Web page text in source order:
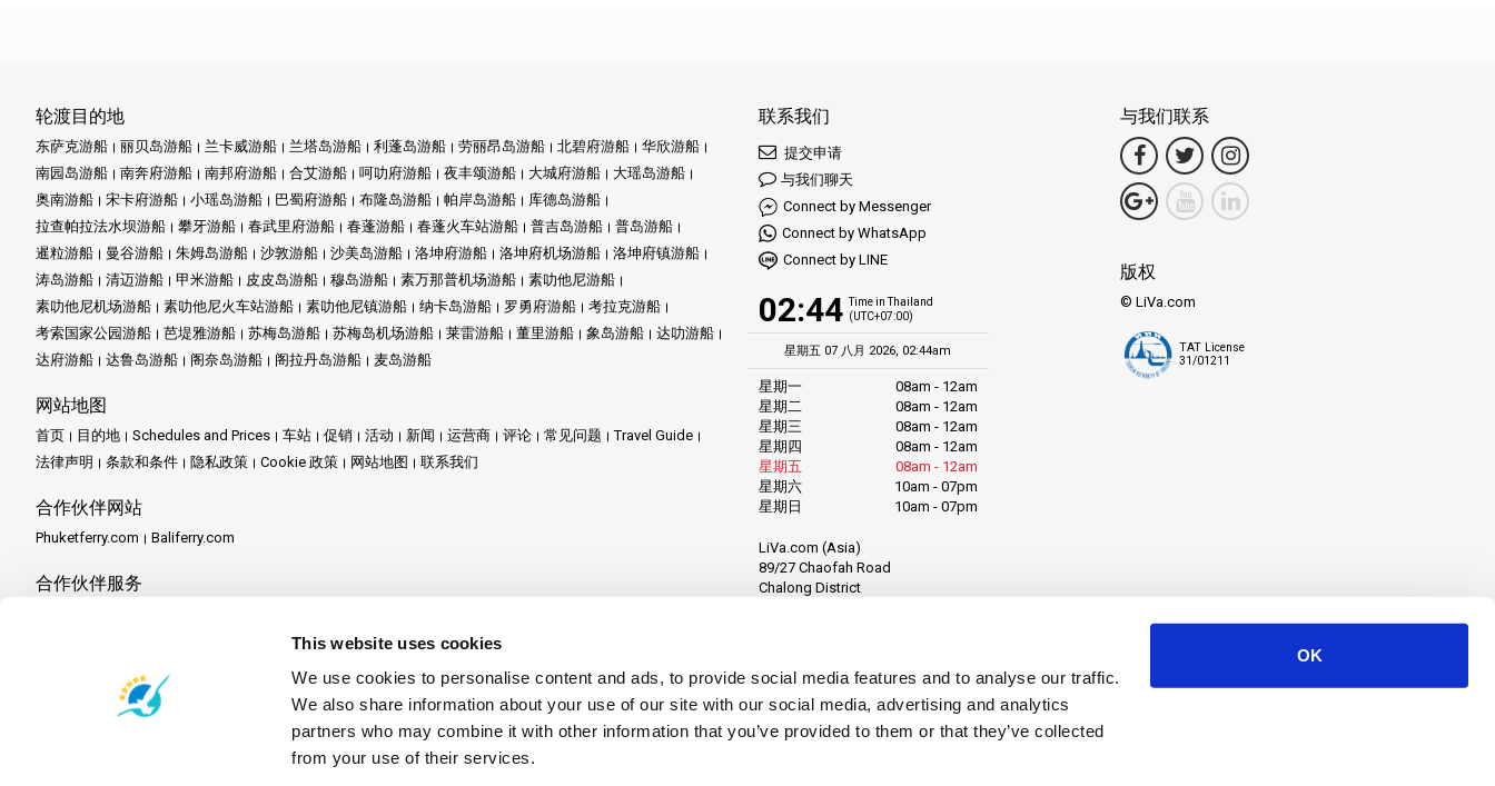
This website uses cookies
We use cookies to personalise content and ads, to provide social media features and to analyse our traffic.
We also share information about your use of our site with our social media, advertising and analytics
partners who may combine it with other information that you’ve provided to them or that they’ve collected
from your use of their services.
OK
轮渡目的地
东萨克游船 丽贝岛游船 兰卡威游船 兰塔岛游船 利蓬岛游船 劳丽昂岛游船 北碧府游船
华欣游船
南园岛游船
南奔府游船 南邦府游船 合艾游船 呵叻府游船 夜丰颂游船 大城府游船
大瑶岛游船
奥南游船
宋卡府游船 小瑶岛游船 巴蜀府游船 布隆岛游船 帕岸岛游船
库德岛游船
拉查帕拉法水坝游船
攀牙游船 春武里府游船 春蓬游船 春蓬火车站游船 普吉岛游船
普岛游船
暹粒游船
曼谷游船 朱姆岛游船 沙敦游船 沙美岛游船 洛坤府游船 洛坤府机场游船
洛坤府镇游船
涛岛游船
清迈游船 甲米游船 皮皮岛游船 穆岛游船 素万那普机场游船
素叻他尼游船
素叻他尼机场游船
素叻他尼火车站游船 素叻他尼镇游船 纳卡岛游船 罗勇府游船
考拉克游船
考索国家公园游船
芭堤雅游船 苏梅岛游船 苏梅岛机场游船 莱雷游船 董里游船 象岛游船
达叻游船
达府游船
达鲁岛游船 阁奈岛游船 阁拉丹岛游船 麦岛游船
网站地图
首页 目的地 Schedules and Prices 车站 促销 活动 新闻 运营商 评论 常见问题
Travel Guide
法律声明
条款和条件 隐私政策 Cookie 政策 网站地图 联系我们
合作伙伴网站
Phuketferry.com Baliferry.com
合作伙伴服务
联系我们
提交申请
与我们聊天
Connect by Messenger
Connect by WhatsApp
Connect by LINE
02:44 Time in Thailand
(UTC+07:00)
星期五 07 八月 2026, 02:44am
星期一
08am - 12am
星期二
08am - 12am
星期三
08am - 12am
星期四
08am - 12am
星期五
08am - 12am
星期六
10am - 07pm
星期日
10am - 07pm
LiVa.com (Asia)
89/27 Chaofah Road
Chalong District
与我们联系
版权
© LiVa.com
TAT License
31/01211